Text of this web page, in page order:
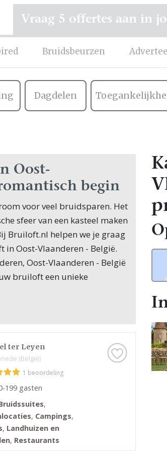
Bruidsbeurzen
Vraag 5 offertes aan in
Dagdelen
Oost-
begin
voor veel bruidsparen. Het
sfeer van een kasteel maken
Bruiloft.nl helpen we je graag
Oost-Vlaanderen - België.
Oost-Vlaanderen - België
bruiloft een unieke
prachtige kastelen en
voor jouw huwelijksdag. Of
modern landhuis met
in de natuur, Oost-
de ideale locatie. Kastelen in
weelderige tuinen, die
en de ceremonie.
hebt voor een luxe
ter Leyen
(België)
1 beoordeling
199 gasten
,
, Campings,
, Landhuizen en
, Restaurants